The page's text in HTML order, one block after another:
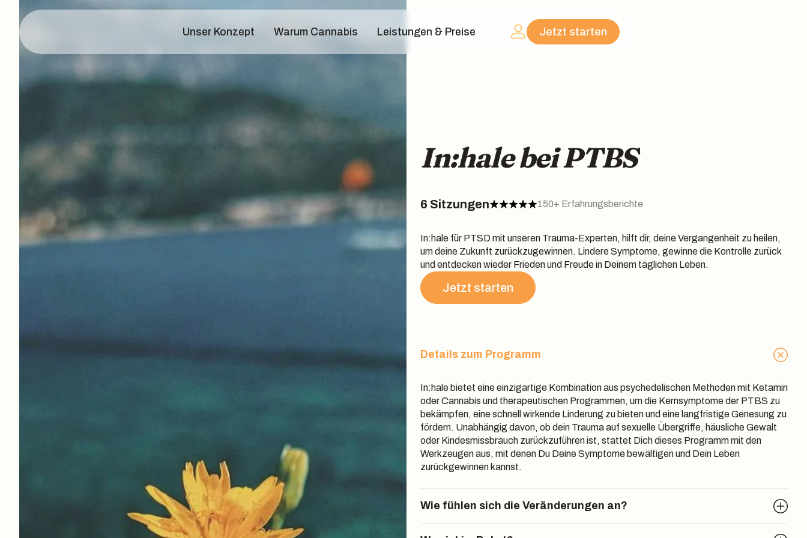
Unser Konzept Warum Cannabis Leistungen & Preise Jetzt starten
In:hale bei PTBS
6 Sitzungen 150+ Erfahrungsberichte
In:hale für PTSD mit unseren Trauma-Experten, hilft dir, deine Vergangenheit zu heilen,
um deine Zukunft zurückzugewinnen. Lindere Symptome, gewinne die Kontrolle zurück
und entdecken wieder Frieden und Freude in Deinem täglichen Leben.
Jetzt starten
Details zum Programm
In:hale bietet eine einzigartige Kombination aus psychedelischen Methoden mit Ketamin
oder Cannabis und therapeutischen Programmen, um die Kernsymptome der PTBS zu
bekämpfen, eine schnell wirkende Linderung zu bieten und eine langfristige Genesung zu
fördern. Unabhängig davon, ob dein Trauma auf sexuelle Übergriffe, häusliche Gewalt
oder Kindesmissbrauch zurückzuführen ist, stattet Dich dieses Programm mit den
Werkzeugen aus, mit denen Du Deine Symptome bewältigen und Dein Leben
zurückgewinnen kannst.
Wie fühlen sich die Veränderungen an?